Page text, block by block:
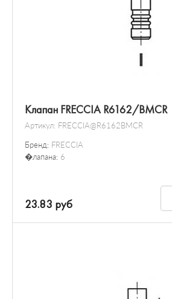
Клапан FRECCIA R6162/BMCR
Артикул: FRECCIA@R6162BMCR
Бренд: FRECCIA
�лапана: 6
23.83 руб